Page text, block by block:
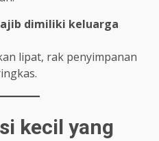
dimiliki keluarga
lipat, rak penyimpanan
kecil yang